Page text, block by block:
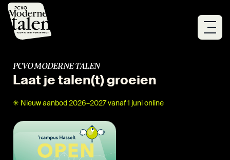
Overslaan
naar
PCVO MODERNE TALEN
Laat je talen(t) groeien
✳ Nieuw aanbod 2026–2027 vanaf 1 juni online